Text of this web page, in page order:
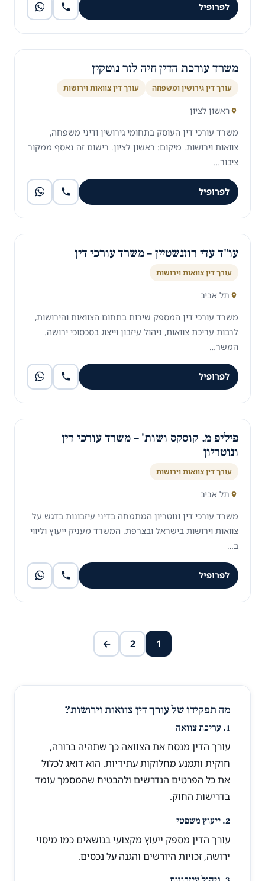
לפרופיל
משרד עורכת הדין חיה לזר נוטקין
עורך דין גירושין ומשפחה עורך דין צוואות וירושות
ראשון לציון
משרד עורכי דין העוסק בתחומי גירושין ודיני משפחה,
צוואות וירושות. מיקום: ראשון לציון. רישום זה נאסף ממקור
ציבור…
לפרופיל
עו"ד עדי רוזנשטיין – משרד עורכי דין
עורך דין צוואות וירושות
תל אביב
משרד עורכי דין המספק שירות בתחום הצוואות והירושות,
לרבות עריכת צוואות, ניהול עיזבון וייצוג בסכסוכי ירושה.
המשר…
לפרופיל
פיליפ מ. קוסקס ושות' – משרד עורכי דין
ונוטריון
עורך דין צוואות וירושות
תל אביב
משרד עורכי דין ונוטריון המתמחה בדיני עיזבונות בדגש על
צוואות וירושות בישראל ובצרפת. המשרד מעניק ייעוץ וליווי
ב…
לפרופיל
1
2
←
מה תפקידו של עורך דין צוואות וירושות?
1. עריכת צוואה
עורך הדין מנסח את הצוואה כך שתהיה ברורה,
חוקית ותמנע מחלוקות עתידיות. הוא דואג לכלול
את כל הפרטים הנדרשים ולהבטיח שהמסמך עומד
בדרישות החוק.
2. ייעוץ משפטי
עורך הדין מספק ייעוץ מקצועי בנושאים כמו מיסוי
ירושה, זכויות היורשים והגנה על נכסים.